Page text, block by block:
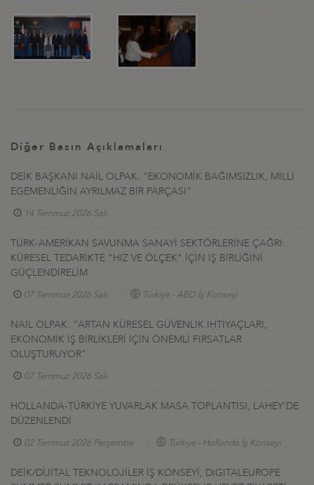
Diğer Basın Açıklamaları
DEİK BAŞKANI NAİL OLPAK: “EKONOMİK BAĞIMSIZLIK, MİLLİ
EGEMENLİĞİN AYRILMAZ BİR PARÇASI”
14 Temmuz 2026 Salı
TÜRK-AMERİKAN SAVUNMA SANAYİ SEKTÖRLERİNE ÇAĞRI:
KÜRESEL TEDARİKTE "HIZ VE ÖLÇEK" İÇİN İŞ BİRLİĞİNİ
GÜÇLENDİRELİM
07 Temmuz 2026 Salı Türkiye - ABD İş Konseyi
NAİL OLPAK: “ARTAN KÜRESEL GÜVENLİK İHTİYAÇLARI,
EKONOMİK İŞ BİRLİKLERİ İÇİN ÖNEMLİ FIRSATLAR
OLUŞTURUYOR”
07 Temmuz 2026 Salı
HOLLANDA-TÜRKİYE YUVARLAK MASA TOPLANTISI, LAHEY’DE
DÜZENLENDİ
02 Temmuz 2026 Perşembe Türkiye - Hollanda İş Konseyi
DEİK/DİJİTAL TEKNOLOJİLER İŞ KONSEYİ, DIGITALEUROPE